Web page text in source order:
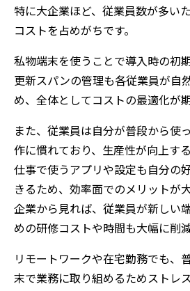
特に大企業ほど、従業員数が多い
コストを占めがちです。
私物端末を使うことで導入時の初
更新スパンの管理も各従業員が自
め、全体としてコストの最適化が
また、従業員は自分が普段から使
作に慣れており、生産性が向上す
仕事で使うアプリや設定も自分の
きるため、効率面でのメリットが
企業から見れば、従業員が新しい
めの研修コストや時間も大幅に削減
リモートワークや在宅勤務でも、
末で業務に取り組めるためストレ